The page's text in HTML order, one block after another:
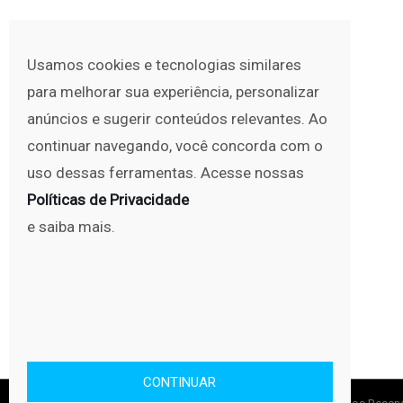
Usamos cookies e tecnologias similares
para melhorar sua experiência, personalizar
anúncios e sugerir conteúdos relevantes. Ao
continuar navegando, você concorda com o
uso dessas ferramentas. Acesse nossas
Políticas de Privacidade
e saiba mais.
CONTINUAR